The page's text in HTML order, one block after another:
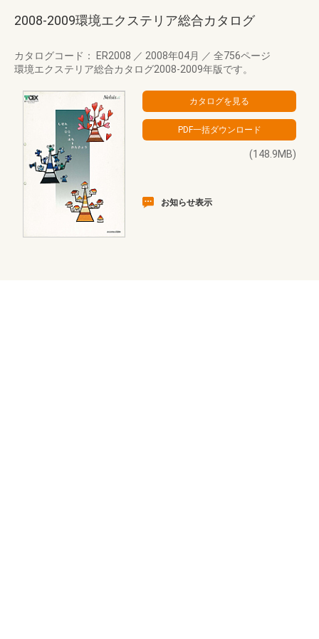
2008-2009環境エクステリア総合カタログ
カタログコード： ER2008 ／ 2008年04月 ／ 全756ページ
環境エクステリア総合カタログ2008-2009年版です。
(148.9MB)
お知らせ表示